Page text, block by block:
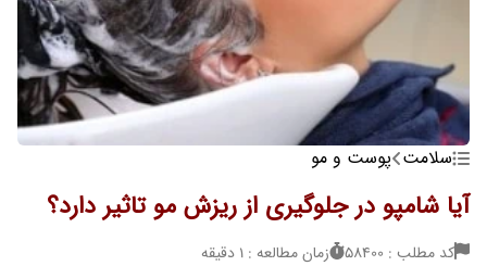
سلامت پوست و مو
آیا شامپو در جلوگیری از ریزش مو تاثیر دارد؟
کد مطلب : 58400 زمان مطالعه : 1 دقیقه